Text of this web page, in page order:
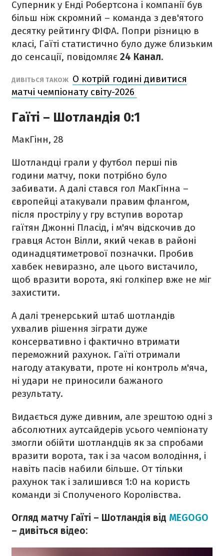
Суперник у Енді Робертсона і компанії був
більш ніж скромний – команда з дев'ятого
десятку рейтингу ФІФА. Попри різницю в
класі, Гаїті статистично було дуже близьким
до сенсації, повідомляє 24 Канал.
ДИВІТЬСЯ ТАКОЖ О котрій годині дивитися
матчі чемпіонату світу-2026
Гаїті – Шотландія 0:1
МакГінн, 28
Шотландці грали у футбол перші пів
години матчу, поки потрібно було
забивати. А далі стався гол МакГінна –
європейці атакували правим флангом,
після прострілу у гру вступив воротар
гаїтян Джонні Пласід, і м'яч відскочив до
гравця Астон Вілли, який чекав в районі
одинадцятиметрової позначки. Пробив
хавбек невиразно, але цього вистачило,
щоб вразити ворота, які голкіпер вже не міг
захистити.
А далі тренерський штаб шотландів
ухвалив рішення зіграти дуже
консервативно і фактично втримати
переможний рахунок. Гаїті отримали
нагоду атакувати, проте ні контроль м'яча,
ні удари не приносили бажаного
результату.
Видається дуже дивним, але зрештою одні з
абсолютних аутсайдерів усього чемпіонату
змогли обійти шотландців як за спробами
вразити ворота, так і за часом володіння, і
навіть пасів набили більше. От тільки
рахунок так і залишився 1:0 на користь
команди зі Сполученого Королівства.
Огляд матчу Гаїті – Шотландія від MEGOGO
– дивіться відео: